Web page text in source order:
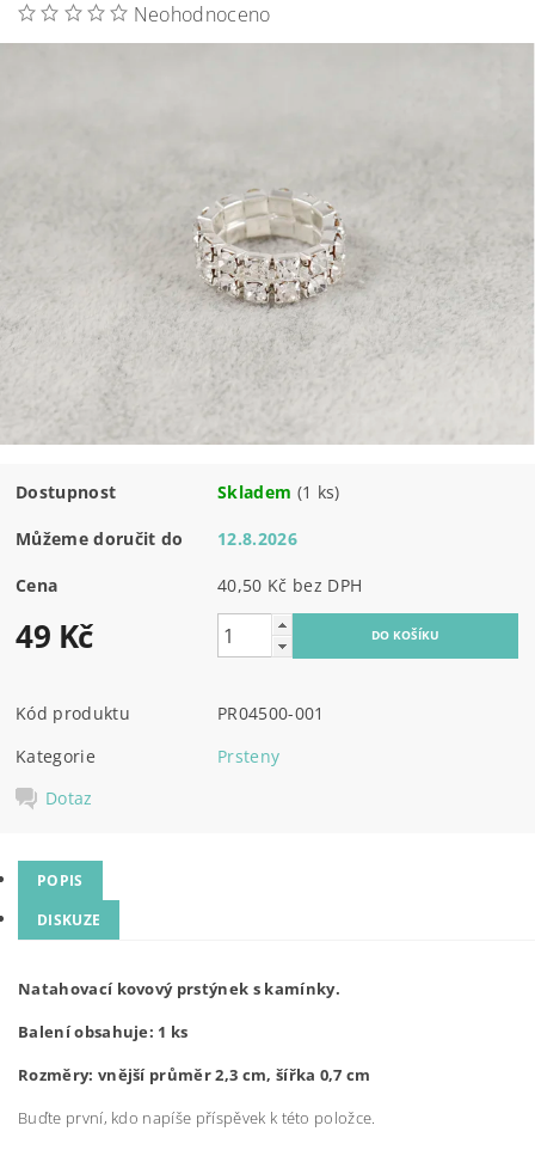
Neohodnoceno
Dostupnost Skladem (1 ks)
Můžeme doručit do 12.8.2026
Cena 40,50 Kč bez DPH
49 Kč
Kód produktu
PR04500-001
Kategorie
Prsteny
Dotaz
POPIS
DISKUZE
Natahovací kovový prstýnek s kamínky.
Balení obsahuje: 1 ks
Rozměry: vnější průměr 2,3 cm, šířka 0,7 cm
Buďte první, kdo napíše příspěvek k této položce.